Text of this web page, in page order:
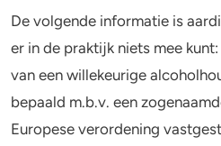
Alcohol en medicijnen
Test jezelf
De volgende informatie is
er in de praktijk niets mee
van een willekeurige
bepaald m.b.v. een
Europese verordening